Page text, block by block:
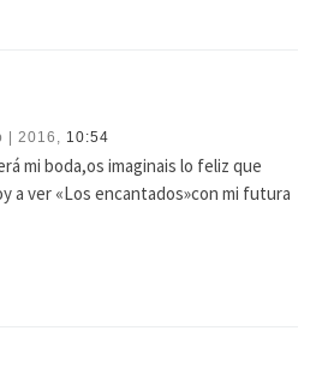
| 2016, 10:54
mi boda,os imaginais lo feliz que
a ver «Los encantados»con mi futura